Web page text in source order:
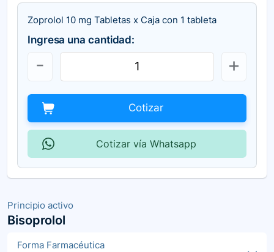
Principio activo
Bisoprolol
Forma Farmacéutica
Zoprolol 10 mg Tabletas x Caja con 1 tableta
Ingresa una cantidad:
Cotizar
Cotizar vía Whatsapp